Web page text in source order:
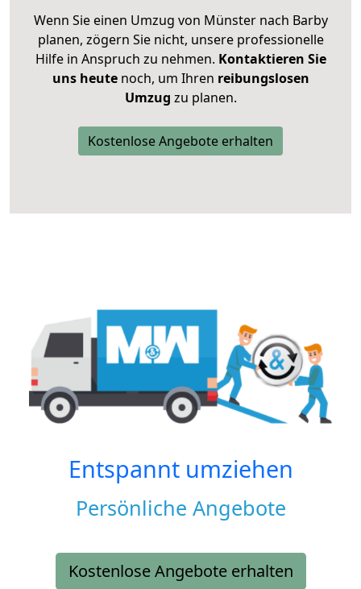
Wenn Sie einen Umzug von Münster nach Barby
planen, zögern Sie nicht, unsere professionelle
Hilfe in Anspruch zu nehmen. Kontaktieren Sie
uns heutenoch, um Ihren reibungslosen
Umzug zu planen.
Kostenlose Angebote erhalten
Entspannt umziehen
Persönliche Angebote
Kostenlose Angebote erhalten